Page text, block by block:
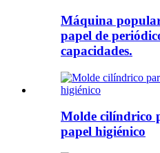
Máquina
papel de
capacidades.
Molde cilíndrico
papel higiénico